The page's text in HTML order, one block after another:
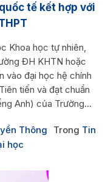
tế kết hợp với
Khoa học tự nhiên,
ĐH KHTN hoặc
vào đại học hệ chính
tiến và đạt chuẩn
Anh) của Trường...
Thông Trong Tin
học